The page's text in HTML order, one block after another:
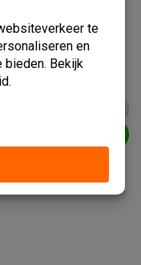
3 - 7 Werkdagen
binnen 2 uur
D: 58 x H: 73.50 cm